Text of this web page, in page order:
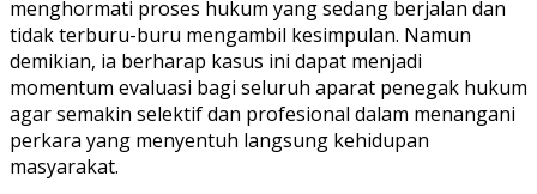
menghormati proses hukum yang sedang berjalan dan
tidak terburu-buru mengambil kesimpulan. Namun
demikian, ia berharap kasus ini dapat menjadi
momentum evaluasi bagi seluruh aparat penegak hukum
agar semakin selektif dan profesional dalam menangani
perkara yang menyentuh langsung kehidupan
masyarakat.